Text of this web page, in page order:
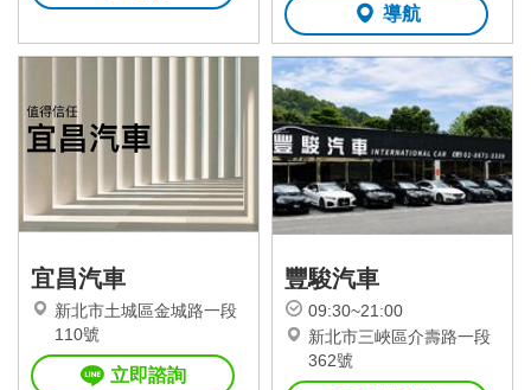
導航
宜昌汽車
新北市土城區金城路一段
110號
立即諮詢
豐駿汽車
09:30~21:00
新北市三峽區介壽路一段
362號